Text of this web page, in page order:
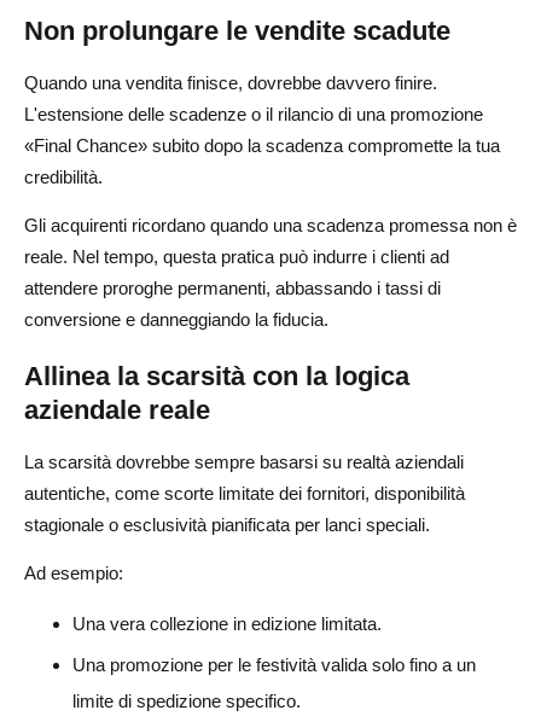
Non prolungare le vendite scadute
Quando una vendita finisce, dovrebbe davvero finire.
L'estensione delle scadenze o il rilancio di una promozione
«Final Chance» subito dopo la scadenza compromette la tua
credibilità.
Gli acquirenti ricordano quando una scadenza promessa non è
reale. Nel tempo, questa pratica può indurre i clienti ad
attendere proroghe permanenti, abbassando i tassi di
conversione e danneggiando la fiducia.
Allinea la scarsità con la logica
aziendale reale
La scarsità dovrebbe sempre basarsi su realtà aziendali
autentiche, come scorte limitate dei fornitori, disponibilità
stagionale o esclusività pianificata per lanci speciali.
Ad esempio:
Una vera collezione in edizione limitata.
Una promozione per le festività valida solo fino a un
limite di spedizione specifico.